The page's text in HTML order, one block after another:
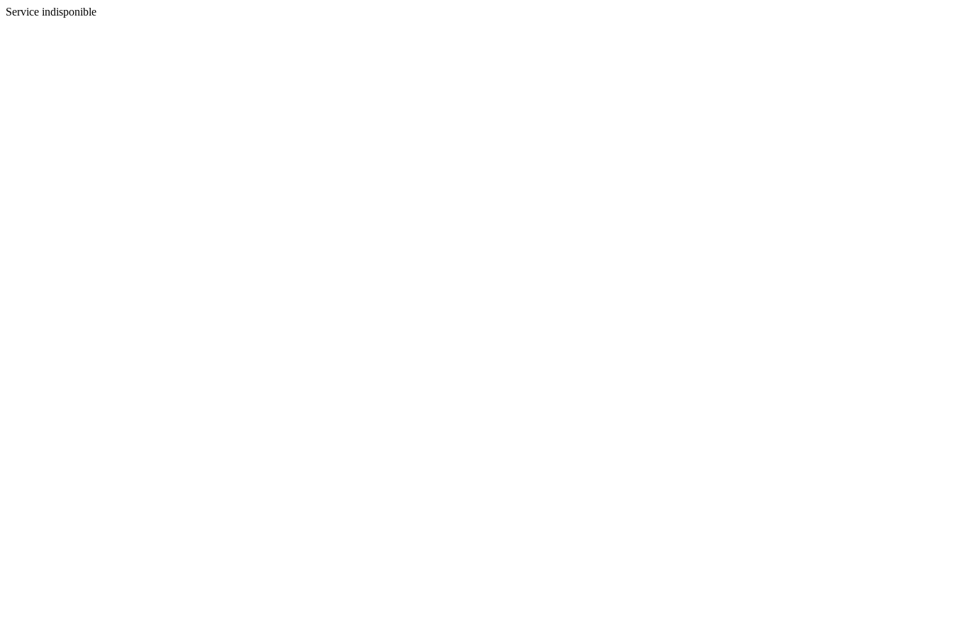
Service indisponible